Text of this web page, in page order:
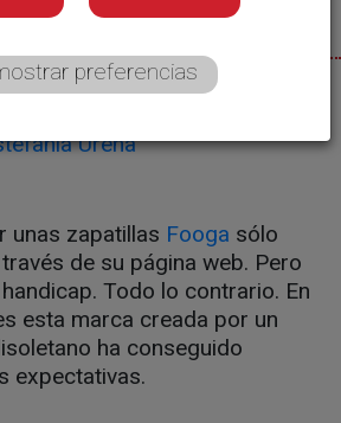
Ureña
unas zapatillas Fooga sólo
de su página web. Pero
Todo lo contrario. En
esta marca creada por un
ha conseguido
expectativas.
preferencias